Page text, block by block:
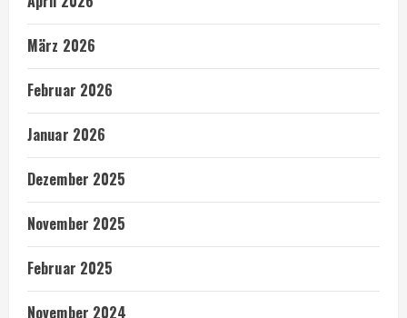
März 2026
Februar 2026
Januar 2026
Dezember 2025
November 2025
Februar 2025
November 2024